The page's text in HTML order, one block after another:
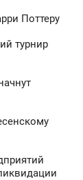
Поттеру
турнир